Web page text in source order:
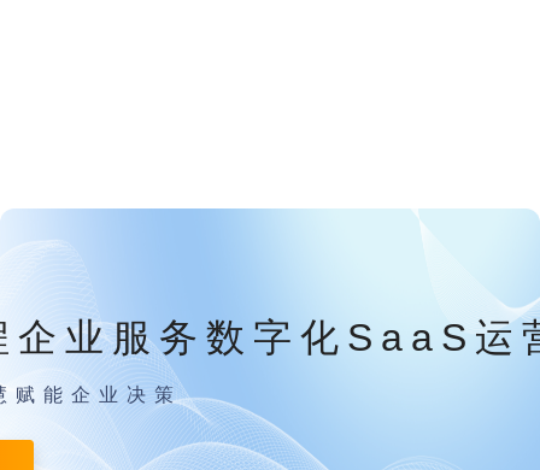
企业服务数字化SaaS运
赋能企业决策